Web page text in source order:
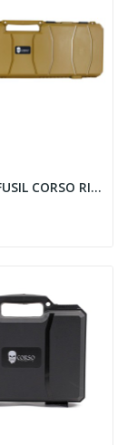
MALETA FUSIL CORSO RIGIDA CORSAIR MK1 100CM COYOTE